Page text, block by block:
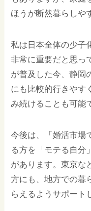
ほうが断然暮らしや
私は日本全体の少子
非常に重要だと思っ
が普及した今、静岡
にも比較的行きやす
み続けることも可能
今後は、「婚活市場
る方を「モテる自分
があります。東京な
方にも、地方での暮
らえるようサポート